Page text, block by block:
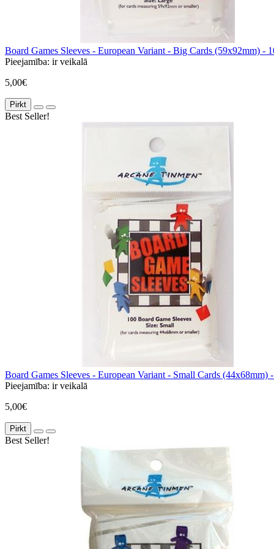
Board Games Sleeves - European Variant - Big Cards (59x92mm) -
Pieejamība: ir veikalā
5,00€
Pirkt
Best Seller!
Board Games Sleeves - European Variant - Small Cards (44x68mm)
Pieejamība: ir veikalā
5,00€
Pirkt
Best Seller!